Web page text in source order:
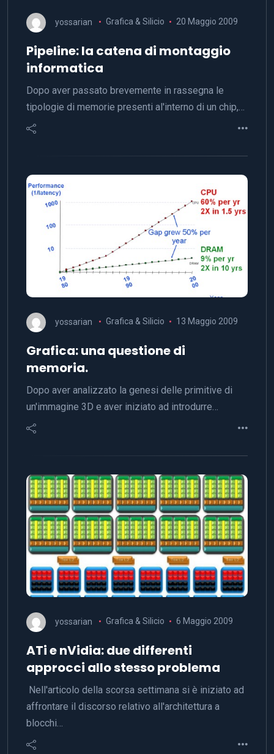
yossarian Grafica & Silicio 20 Maggio 2009
Pipeline: la catena di montaggio
informatica
Dopo aver passato brevemente in rassegna le
tipologie di memorie presenti al'interno di un chip,…
yossarian Grafica & Silicio 13 Maggio 2009
Grafica: una questione di
memoria.
Dopo aver analizzato la genesi delle primitive di
un'immagine 3D e aver iniziato ad introdurre…
yossarian Grafica & Silicio 6 Maggio 2009
ATi e nVidia: due differenti
approcci allo stesso problema
Nell'articolo della scorsa settimana si è iniziato ad
affrontare il discorso relativo all'architettura a
blocchi…